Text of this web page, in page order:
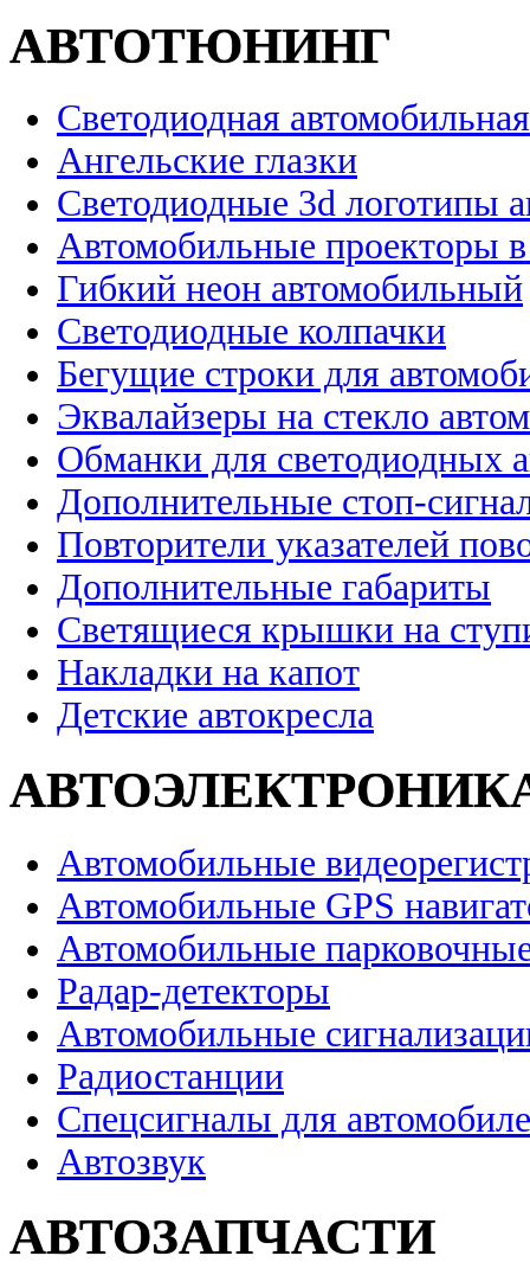
АВТОТЮНИНГ
Светодиодная
Ангельские глазки
Светодиодные 3d логотипы
Автомобильные проекторы
Гибкий неон автомобильный
Светодиодные колпачки
Бегущие строки для
Эквалайзеры на стекло
Обманки для светодиодных
Дополнительные стоп-
Повторители указателей
Дополнительные габариты
Светящиеся крышки на
Накладки на капот
Детские автокресла
Автомобильные
Автомобильные GPS
Автомобильные
Радар-детекторы
Автомобильные
Радиостанции
Спецсигналы для
Автозвук
АВТОЗАПЧАСТИ